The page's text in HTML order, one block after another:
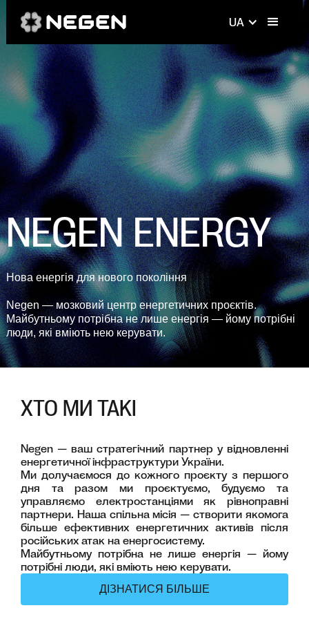
UA
NEGEN ENERGY
Нова енергія для нового покоління
Negen — мозковий центр енергетичних проєктів.
Майбутньому потрібна не лише енергія — йому потрібні
люди, які вміють нею керувати.
ХТО МИ ТАКІ
Negen — ваш стратегічний партнер у відновленні
енергетичної інфраструктури України.
Ми долучаємося до кожного проєкту з першого
дня та разом ми проєктуємо, будуємо та
управляємо електростанціями як рівноправні
партнери. Наша спільна місія — створити якомога
більше ефективних енергетичних активів після
російських атак на енергосистему.
Майбутньому потрібна не лише енергія — йому
потрібні люди, які вміють нею керувати.
ДІЗНАТИСЯ БІЛЬШЕ